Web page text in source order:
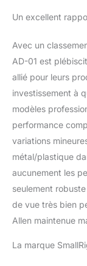
Un excellent
Avec un
AD-01 est
allié pour leurs
investissement à
modèles
performance
variations
métal/plastique
aucunement les
seulement
de vue très bien
Allen maintenue
La marque